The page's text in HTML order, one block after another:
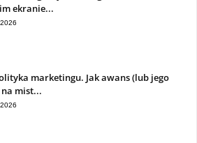
ekranie...
marketingu. Jak awans (lub jego
mist...